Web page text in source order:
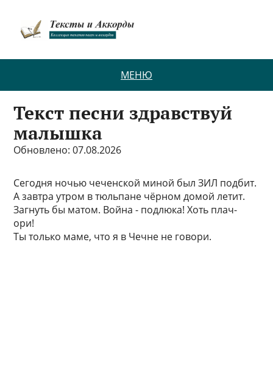
МЕНЮ
Текст песни здравствуй
малышка
Обновлено: 07.08.2026
Сегодня ночью чеченской миной был ЗИЛ подбит.
А завтра утром в тюльпане чёрном домой летит.
Загнуть бы матом. Война - подлюка! Хоть плач-
ори!
Ты только маме, что я в Чечне не говори.